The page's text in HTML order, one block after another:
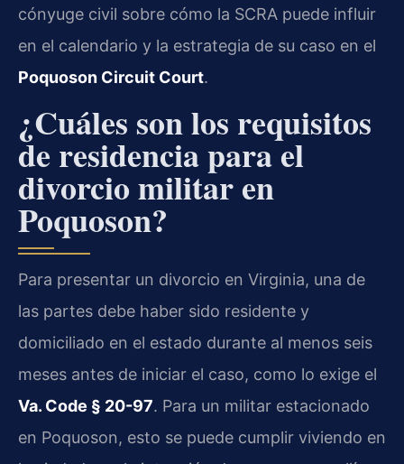
cónyuge civil sobre cómo la SCRA puede influir
en el calendario y la estrategia de su caso en el
Poquoson Circuit Court.
¿Cuáles son los requisitos
de residencia para el
divorcio militar en
Poquoson?
Para presentar un divorcio en Virginia, una de
las partes debe haber sido residente y
domiciliado en el estado durante al menos seis
meses antes de iniciar el caso, como lo exige el
Va. Code § 20-97. Para un militar estacionado
en Poquoson, esto se puede cumplir viviendo en